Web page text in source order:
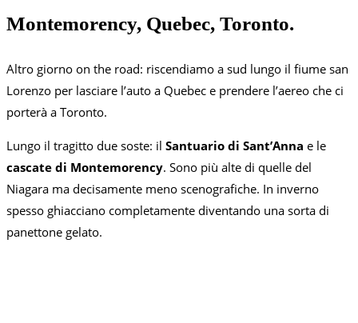
Montemorency, Quebec, Toronto.
Altro giorno on the road: riscendiamo a sud lungo il fiume san
Lorenzo per lasciare l’auto a Quebec e prendere l’aereo che ci
porterà a Toronto.
Lungo il tragitto due soste: il Santuario di Sant’Anna e le
cascate di Montemorency. Sono più alte di quelle del
Niagara ma decisamente meno scenografiche. In inverno
spesso ghiacciano completamente diventando una sorta di
panettone gelato.